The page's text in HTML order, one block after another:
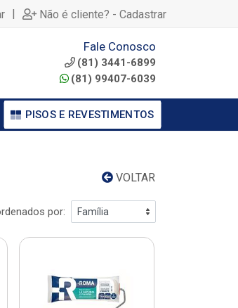
| Não é cliente? - Cadastrar
Fale Conosco
(81) 3441-6899
(81) 99407-6039
PISOS E REVESTIMENTOS
VOLTAR
por: